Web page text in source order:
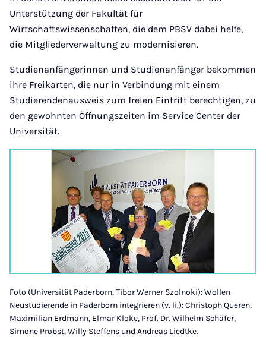
Unterstützung der Fakultät für
Wirtschaftswissenschaften, die dem PBSV dabei helfe,
die Mitgliederverwaltung zu modernisieren.
Studienanfängerinnen und Studienanfänger bekommen
ihre Freikarten, die nur in Verbindung mit einem
Studierendenausweis zum freien Eintritt berechtigen, zu
den gewohnten Öffnungszeiten im Service Center der
Universität.
Foto (Universität Paderborn, Tibor Werner Szolnoki): Wollen
Neustudierende in Paderborn integrieren (v. li.): Christoph Queren,
Maximilian Erdmann, Elmar Kloke, Prof. Dr. Wilhelm Schäfer,
Simone Probst, Willy Steffens und Andreas Liedtke.